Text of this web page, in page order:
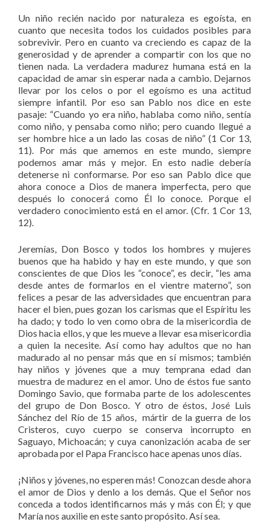
Un niño recién nacido por naturaleza es egoísta, en
cuanto que necesita todos los cuidados posibles para
sobrevivir. Pero en cuanto va creciendo es capaz de la
generosidad y de aprender a compartir con los que no
tienen nada. La verdadera madurez humana está en la
capacidad de amar sin esperar nada a cambio. Dejarnos
llevar por los celos o por el egoísmo es una actitud
siempre infantil. Por eso san Pablo nos dice en este
pasaje: “Cuando yo era niño, hablaba como niño, sentía
como niño, y pensaba como niño; pero cuando llegué a
ser hombre hice a un lado las cosas de niño” (1 Cor 13,
11). Por más que amemos en este mundo, siempre
podemos amar más y mejor. En esto nadie debería
detenerse ni conformarse. Por eso san Pablo dice que
ahora conoce a Dios de manera imperfecta, pero que
después lo conocerá como Él lo conoce. Porque el
verdadero conocimiento está en el amor. (Cfr. 1 Cor 13,
12).
Jeremías, Don Bosco y todos los hombres y mujeres
buenos que ha habido y hay en este mundo, y que son
conscientes de que Dios les “conoce”, es decir, “les ama
desde antes de formarlos en el vientre materno”, son
felices a pesar de las adversidades que encuentran para
hacer el bien, pues gozan los carismas que el Espíritu les
ha dado; y todo lo ven como obra de la misericordia de
Dios hacia ellos, y que les mueve a llevar esa misericordia
a quien la necesite. Así como hay adultos que no han
madurado al no pensar más que en sí mismos; también
hay niños y jóvenes que a muy temprana edad dan
muestra de madurez en el amor. Uno de éstos fue santo
Domingo Savio, que formaba parte de los adolescentes
del grupo de Don Bosco. Y otro de éstos, José Luis
Sánchez del Río de 15 años, mártir de la guerra de los
Cristeros, cuyo cuerpo se conserva incorrupto en
Saguayo, Michoacán; y cuya canonización acaba de ser
aprobada por el Papa Francisco hace apenas unos días.
¡Niños y jóvenes, no esperen más! Conozcan desde ahora
el amor de Dios y denlo a los demás. Que el Señor nos
conceda a todos identificarnos más y más con Él; y que
María nos auxilie en este santo propósito. Así sea.